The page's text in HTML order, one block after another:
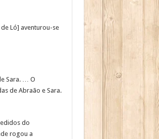
Ló] aventurou-se
Sara. … O
de Abraão e Sara.
do
rogou a